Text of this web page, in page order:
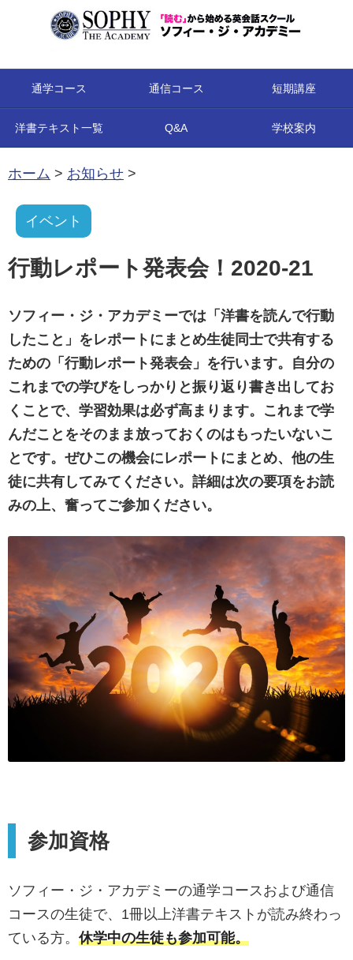
通学コース 通信コース 短期講座
洋書テキスト一覧 Q&A 学校案内
ホーム > お知らせ >
イベント
行動レポート発表会！2020-21
ソフィー・ジ・アカデミーでは「洋書を読んで行動
したこと」をレポートにまとめ生徒同士で共有する
ための「行動レポート発表会」を行います。自分の
これまでの学びをしっかりと振り返り書き出してお
くことで、学習効果は必ず高まります。これまで学
んだことをそのまま放っておくのはもったいないこ
とです。ぜひこの機会にレポートにまとめ、他の生
徒に共有してみてください。詳細は次の要項をお読
みの上、奮ってご参加ください。
参加資格
ソフィー・ジ・アカデミーの通学コースおよび通信
コースの生徒で、1冊以上洋書テキストが読み終わっ
ている方。 休学中の生徒も参加可能。